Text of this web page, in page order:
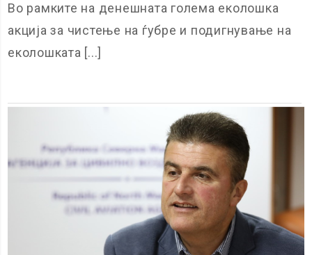
Во рамките на денешната голема еколошка
акција за чистење на ѓубре и подигнување на
еколошката [...]